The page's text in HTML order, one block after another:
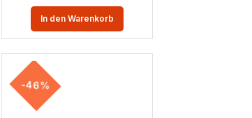
In den Warenkorb
-46%